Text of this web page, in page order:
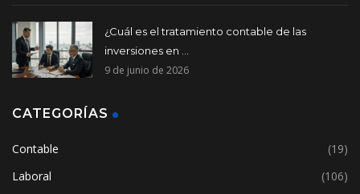
¿Cuál es el tratamiento contable de las
inversiones en ...
9 de junio de 2026
CATEGORÍAS
Contable
(19)
Laboral
(106)